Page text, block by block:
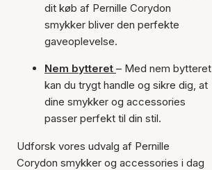
dit køb af Pernille Corydon
smykker bliver den perfekte
gaveoplevelse.
Nem bytteret – Med nem bytteret
kan du trygt handle og sikre dig, at
dine smykker og accessories
passer perfekt til din stil.
Udforsk vores udvalg af Pernille
Corydon smykker og accessories i dag